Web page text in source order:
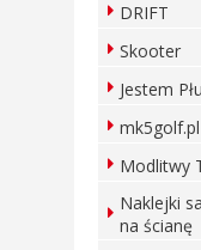
DRIFT
Skooter
Jestem
mk5golf.pl
Modlitwy
Naklejki
na ścianę